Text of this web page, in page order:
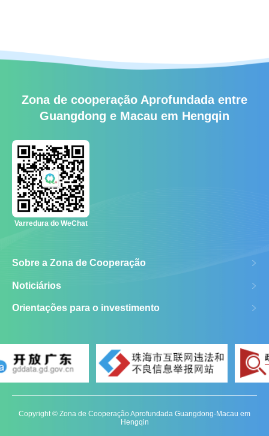
Zona de cooperação Aprofundada entre
Guangdong e Macau em Hengqin
Varredura do WeChat
Sobre a Zona de Cooperação
Noticiários
Orientações para o investimento
Copyright ©️ Zona de Cooperação Aprofundada Guangdong-Macau em
Hengqin